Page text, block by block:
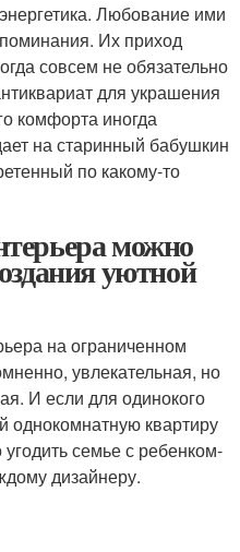
Любование ими
Их приход
совсем не обязательно
для украшения
комфорта иногда
на старинный бабушкин
по какому-то
можно
уютной
на ограниченном
увлекательная, но
И если для одинокого
однокомнатную квартиру
угодить семье с ребенком-
дизайнеру.